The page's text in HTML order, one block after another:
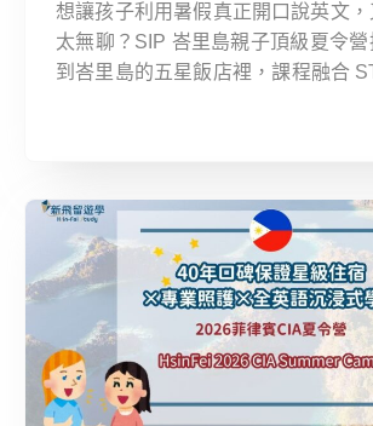
想讓孩子利用暑假真正開口說英文
太無聊？SIP 峇里島親子頂級夏令
到峇里島的五星飯店裡，課程融合